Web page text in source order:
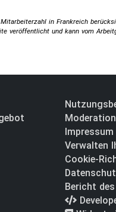
in Frankreich
veröffentlicht und kann vom
Impressum
Verwalten
Cookie-
Bericht